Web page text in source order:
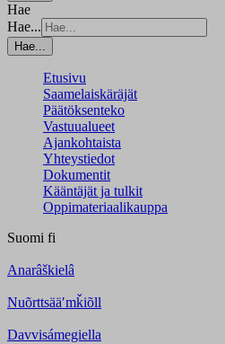
Hae
Hae...
Hae...
Etusivu
Saamelaiskäräjät
Päätöksenteko
Vastuualueet
Ajankohtaista
Yhteystiedot
Dokumentit
Kääntäjät ja tulkit
Oppimateriaalikauppa
Suomi fi
Anarâškielâ
Nuõrttsääʹmǩiõll
Davvisámegiella